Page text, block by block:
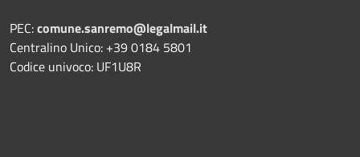
PEC:comune.sanremo@legalmail.it
Centralino Unico: +39 0184 5801
Codice univoco: UF1U8R